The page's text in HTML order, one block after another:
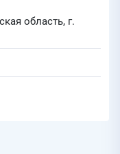
область, г.